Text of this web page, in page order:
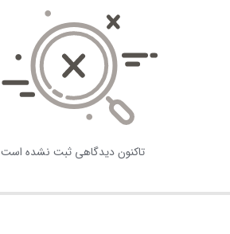
تاکنون دیدگاهی ثبت نشده است